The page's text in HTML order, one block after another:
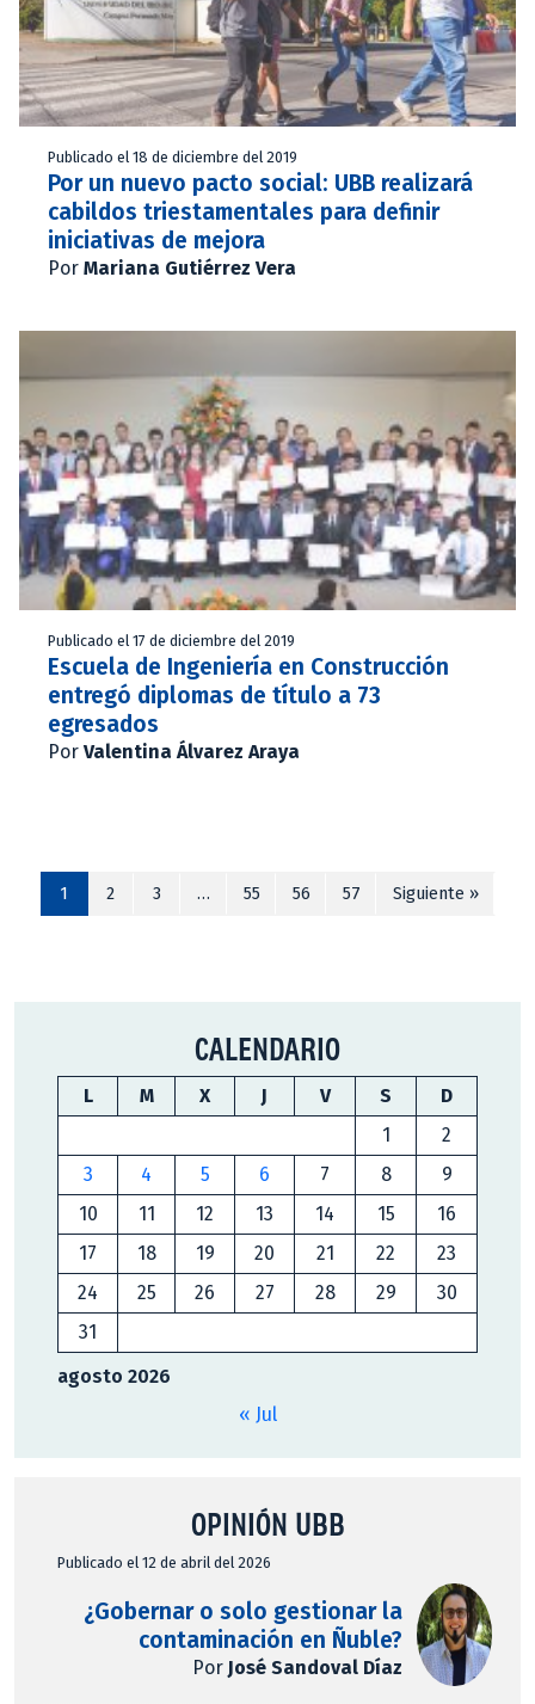
Publicado el 18 de diciembre del 2019
Por un nuevo pacto social: UBB realizará
cabildos triestamentales para definir
iniciativas de mejora
Por Mariana Gutiérrez Vera
Publicado el 17 de diciembre del 2019
Escuela de Ingeniería en Construcción
entregó diplomas de título a 73
egresados
Por Valentina Álvarez Araya
1 2 3 … 55 56 57 Siguiente »
CALENDARIO
agosto 2026
L M X J V S
D
1
2
3
4 5 6 7 8
9
10
11 12 13 14 15
16
17
18 19 20 21 22
23
24
25 26 27 28 29
30
31
« Jul
OPINIÓN UBB
Publicado el 12 de abril del 2026
¿Gobernar o solo gestionar la
contaminación en Ñuble?
Por José Sandoval Díaz